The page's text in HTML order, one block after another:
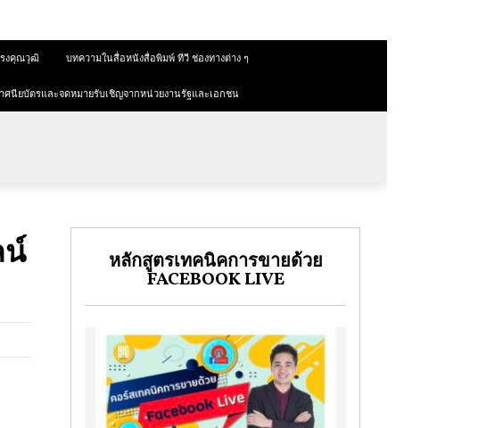
รงคุณวุฒิ บทความในสื่อหนังสื่อพิมพ์ ทีวี ช่องทางต่าง ๆ
ศนียบัตรและจดหมายรับเชิญจากหน่วยงานรัฐและเอกชน
หลักสูตรเทคนิคการขายด้วย
FACEBOOK LIVE